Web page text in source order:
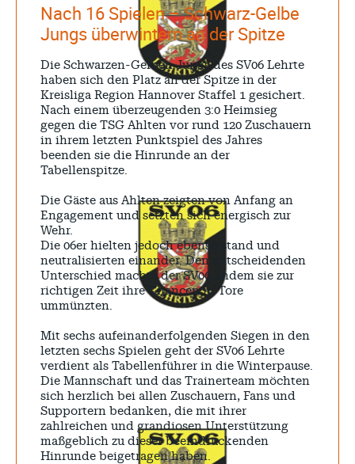
Nach 16 Spielen – Schwarz-Gelbe
Jungs überwintern an der Spitze
Die Schwarzen-Gelben Jungs des SV06 Lehrte
haben sich den Platz an der Spitze in der
Kreisliga Region Hannover Staffel 1 gesichert.
Nach einem überzeugenden 3:0 Heimsieg
gegen die TSG Ahlten vor rund 120 Zuschauern
in ihrem letzten Punktspiel des Jahres
beenden sie die Hinrunde an der
Tabellenspitze.
Die Gäste aus Ahlten zeigten von Anfang an
Engagement und setzten sich energisch zur
Wehr.
Die 06er hielten jedoch ebenso stand und
neutralisierten einander. Den entscheidenden
Unterschied machte der SV06, indem sie zur
richtigen Zeit ihre Chancen in Tore
ummünzten.
Mit sechs aufeinanderfolgenden Siegen in den
letzten sechs Spielen geht der SV06 Lehrte
verdient als Tabellenführer in die Winterpause.
Die Mannschaft und das Trainerteam möchten
sich herzlich bei allen Zuschauern, Fans und
Supportern bedanken, die mit ihrer
zahlreichen und grandiosen Unterstützung
maßgeblich zu dieser beeindruckenden
Hinrunde beigetragen haben.